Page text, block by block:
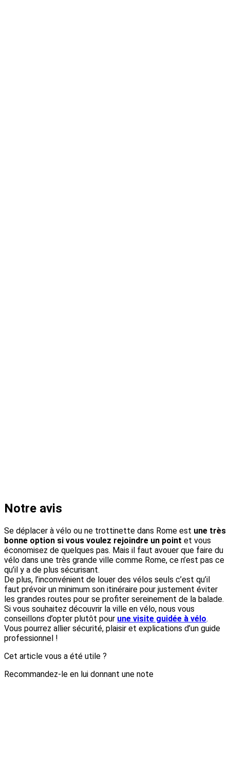
Notre avis
Se déplacer à vélo ou ne trottinette dans Rome est une très
bonne option si vous voulez rejoindre un point et vous
économisez de quelques pas. Mais il faut avouer que faire du
vélo dans une très grande ville comme Rome, ce n’est pas ce
qu’il y a de plus sécurisant.
De plus, l’inconvénient de louer des vélos seuls c’est qu’il
faut prévoir un minimum son itinéraire pour justement éviter
les grandes routes pour se profiter sereinement de la balade.
Si vous souhaitez découvrir la ville en vélo, nous vous
conseillons d’opter plutôt pour une visite guidée à vélo.
Vous pourrez allier sécurité, plaisir et explications d’un guide
professionnel !
Cet article vous a été utile ?
Recommandez-le en lui donnant une note